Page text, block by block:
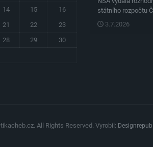
14 15
16
21 22
23
28 29
30
státního rozpočtu
3.7.2026
All Rights Reserved. Vyrobil: